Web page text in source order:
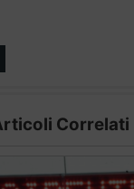
Correlati